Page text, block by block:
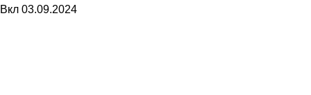
Вкл 03.09.2024